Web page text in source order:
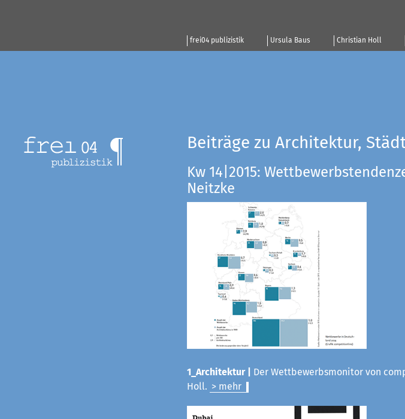
frei04 publizistik Ursula Baus Christian Holl
Beiträge zu Architektur,
Kw 14|2015:
Neitzke
1_Architektur |
Der Wettbewerbsmonitor von
Holl. > mehr